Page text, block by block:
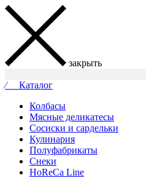
закрыть
⁄ Каталог
Колбасы
Мясные деликатесы
Сосиски и сардельки
Кулинария
Полуфабрикаты
Снеки
HoReCa Line